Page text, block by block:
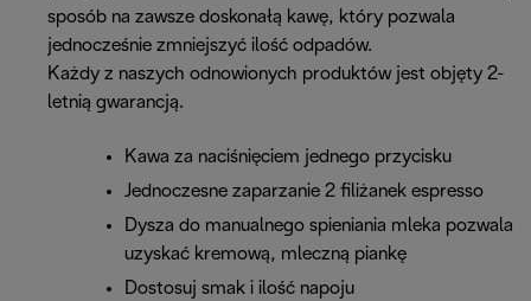
sposób na zawsze doskonałą kawę, który pozwala
jednocześnie zmniejszyć ilość odpadów.
Każdy z naszych odnowionych produktów jest objęty 2-
letnią gwarancją.
Kawa za naciśnięciem jednego przycisku
Jednoczesne zaparzanie 2 filiżanek espresso
Dysza do manualnego spieniania mleka pozwala
uzyskać kremową, mleczną piankę
Dostosuj smak i ilość napoju